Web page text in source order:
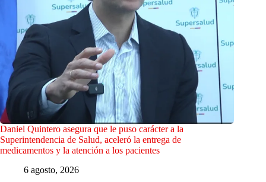
Daniel Quintero asegura que le puso carácter a la
Superintendencia de Salud, aceleró la entrega de
medicamentos y la atención a los pacientes
6 agosto, 2026